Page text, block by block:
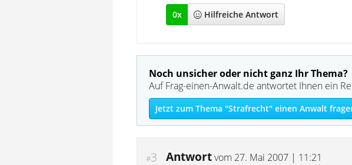
0x Hilfreiche Antwort
Noch unsicher oder nicht ganz Ihr Thema?
Auf Frag-einen-Anwalt.de antwortet Ihnen ein
Jetzt zum Thema "Strafrecht" einen Anwalt
#3 Antwortvom 27. Mai 2007 | 11:21